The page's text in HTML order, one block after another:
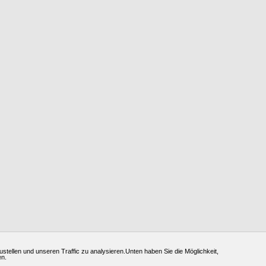
und unseren Traffic zu analysieren.Unten haben Sie die Möglichkeit,